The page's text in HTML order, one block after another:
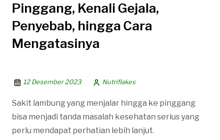
Pinggang, Kenali Gejala,
Penyebab, hingga Cara
Mengatasinya
12 Desember 2023 Nutriflakes
Sakit lambung yang menjalar hingga ke pinggang
bisa menjadi tanda masalah kesehatan serius yang
perlu mendapat perhatian lebih lanjut.